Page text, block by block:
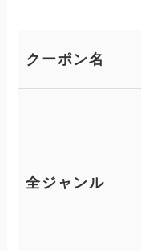
クーポン名
全ジャンル